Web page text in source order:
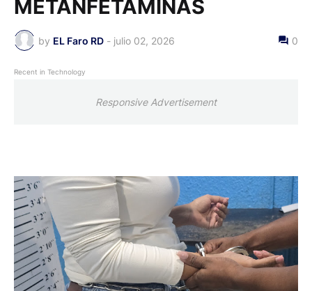
METANFETAMINAS
by EL Faro RD - julio 02, 2026 0
Recent in Technology
Responsive Advertisement